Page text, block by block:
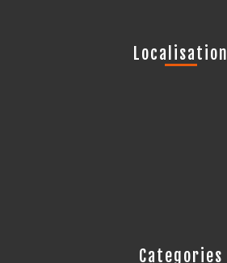
Localisation
Categories